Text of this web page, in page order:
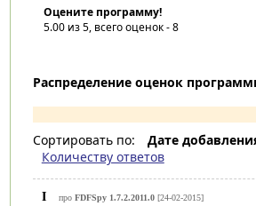
Оцените программу!
5.00из 5, всего оценок -8
Распределение оценок
Сортировать по: Дате
Количеству ответов
I про FDFSpy 1.7.2.2011.0[24-02-2015]